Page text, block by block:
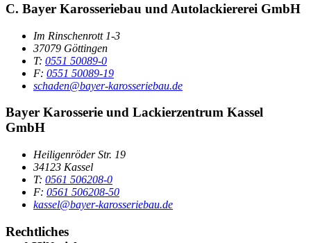
C. Bayer Karosseriebau und Autolackiererei GmbH
Im Rinschenrott 1-3
37079 Göttingen
T: 0551 50089-0
F: 0551 50089-19
schaden@bayer-karosseriebau.de
Bayer Karosserie und Lackierzentrum Kassel
GmbH
Heiligenröder Str. 19
34123 Kassel
T: 0561 506208-0
F: 0561 506208-50
kassel@bayer-karosseriebau.de
Rechtliches